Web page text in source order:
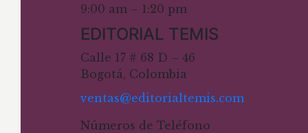
9:00 am – 1:20 pm
EDITORIAL TEMIS
Calle 17 # 68 D – 46
Bogotá, Colombia
ventas@editorialtemis.com
Números de Teléfono